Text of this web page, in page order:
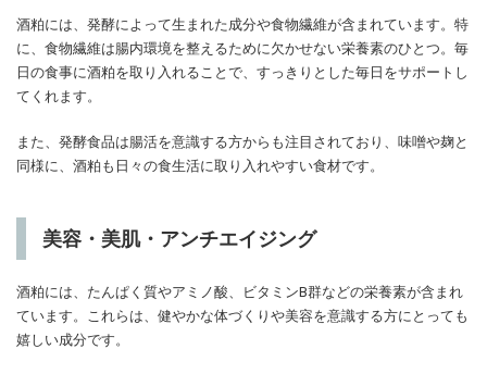
酒粕には、発酵によって生まれた成分や食物繊維が含まれています。特
に、食物繊維は腸内環境を整えるために欠かせない栄養素のひとつ。毎
日の食事に酒粕を取り入れることで、すっきりとした毎日をサポートし
てくれます。
また、発酵食品は腸活を意識する方からも注目されており、味噌や麹と
同様に、酒粕も日々の食生活に取り入れやすい食材です。
美容・美肌・アンチエイジング
酒粕には、たんぱく質やアミノ酸、ビタミンB群などの栄養素が含まれ
ています。これらは、健やかな体づくりや美容を意識する方にとっても
嬉しい成分です。